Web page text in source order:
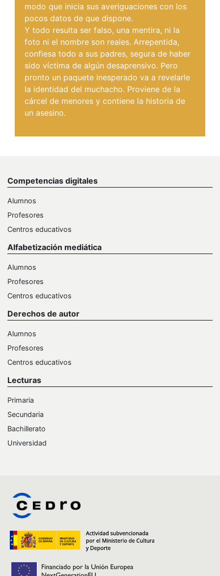
modo que inicia sus averiguaciones con los
pocos datos de que dispone.
Y todo resulta ser falso, una mentira, ni la
foto ni el nombre son reales. Arrepentida,
confiesa todo a sus padres, segura de haber
sido víctima de algún desaprensivo. Pero
pronto un paquete inesperado va a revelarle
la identidad del muchacho. Proviene de la
cárcel de menores y contiene la historia de
un asesino.
Competencias digitales
Alumnos
Profesores
Centros educativos
Alfabetización mediática
Alumnos
Profesores
Centros educativos
Derechos de autor
Alumnos
Profesores
Centros educativos
Lecturas
Primaria
Secundaria
Bachillerato
Universidad